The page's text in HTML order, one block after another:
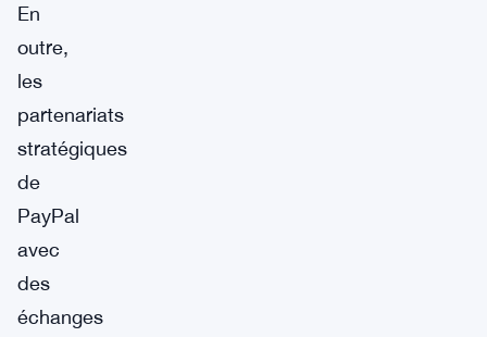
En
outre,
les
partenariats
stratégiques
de
PayPal
avec
des
échanges